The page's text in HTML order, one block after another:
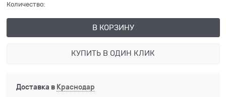
Количество:
В КОРЗИНУ
КУПИТЬ В ОДИН КЛИК
Доставка в Краснодар